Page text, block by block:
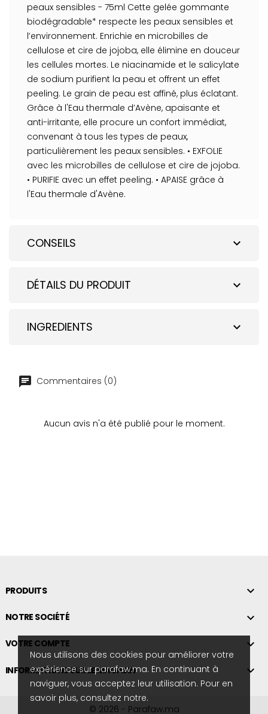
Nous utilisons des cookies pour améliorer votre
expérience sur parafaw.ma. En continuant à
naviguer, vous acceptez leur utilisation. Pour en
savoir plus, consultez notre.
peaux sensibles - 75ml Cette gelée gommante
biodégradable* respecte les peaux sensibles et
l’environnement. Enrichie en microbilles de
cellulose et cire de jojoba, elle élimine en douceur
les cellules mortes. Le niacinamide et le salicylate
de sodium purifient la peau et offrent un effet
peeling. Le grain de peau est affiné, plus éclatant.
Grâce à l'Eau thermale d’Avène, apaisante et
anti-irritante, elle procure un confort immédiat,
convenant à tous les types de peaux,
particulièrement les peaux sensibles. • EXFOLIE
avec les microbilles de cellulose et cire de jojoba.
• PURIFIE avec un effet peeling. • APAISE grâce à
l'Eau thermale d'Avène.
expand_more
CONSEILS
expand_more
DÉTAILS DU PRODUIT
expand_more
INGREDIENTS
Commentaires (0)
Aucun avis n'a été publié pour le moment.
PRODUITS 
NOTRE SOCIÉTÉ 
VOTRE COMPTE 
INFORMATIONS SUR LE MAGASIN 
© 2026 - Parafaw.ma